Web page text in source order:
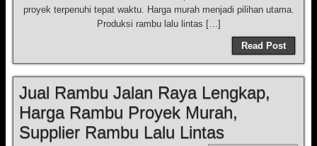
proyek terpenuhi tepat waktu. Harga murah menjadi pilihan utama.
Produksi rambu lalu lintas […]
Read Post
Jual Rambu Jalan Raya Lengkap,
Harga Rambu Proyek Murah,
Supplier Rambu Lalu Lintas